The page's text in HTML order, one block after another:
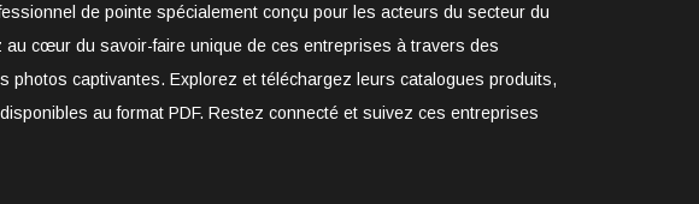
de pointe spécialement conçu pour les acteurs du secteur du
cœur du savoir-faire unique de ces entreprises à travers des
photos captivantes. Explorez et téléchargez leurs catalogues produits,
au format PDF. Restez connecté et suivez ces entreprises